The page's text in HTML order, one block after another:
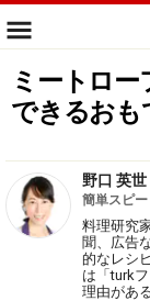
ミートロ
できるおも
野口 英世
簡単スピ
料理研究
聞、広告
的なレシ
は「turk
理由があ